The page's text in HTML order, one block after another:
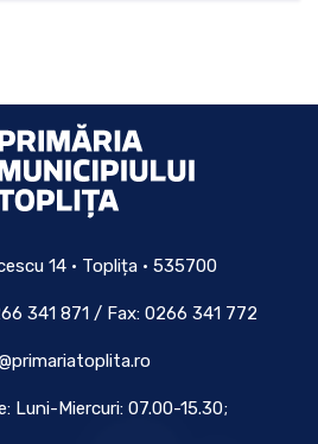
14 • Toplița • 535700
341 871 / Fax: 0266 341 772
Luni-Miercuri: 07.00-15.30;